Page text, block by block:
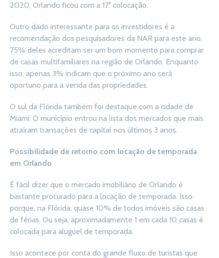
2020, Orlando ficou com a 17ª colocação.
Outro dado interessante para os investidores é a
recomendação dos pesquisadores da NAR para este ano.
75% deles acreditam ser um bom momento para comprar
de casas multifamiliares na região de Orlando. Enquanto
isso, apenas 3% indicam que o próximo ano será
oportuno para a venda das propriedades.
O sul da Flórida também foi destaque com a cidade de
Miami. O município entrou na lista dos mercados que mais
atraíram transações de capital nos últimos 3 anos.
Possibilidade de retorno com locação de temporada
em Orlando
É fácil dizer que o mercado imobiliário de Orlando é
bastante procurado para a locação de temporada. Isso
porque, na Flórida, quase 10% de todos imóveis são casas
de férias. Ou seja, aproximadamente 1 em cada 10 casas é
colocada para aluguel de temporada.
Isso acontece por conta do grande fluxo de turistas que